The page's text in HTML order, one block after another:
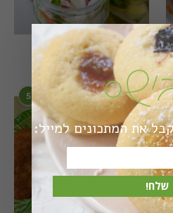
חמוצים מהירים
5
את המתכונים למייל:
שלח!